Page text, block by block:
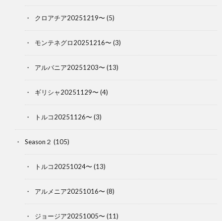
クロアチア20251219〜 (5)
モンテネグロ20251216〜 (3)
アルバニア20251203〜 (13)
ギリシャ20251129〜 (4)
トルコ20251126〜 (3)
Season２ (105)
トルコ20251024〜 (13)
アルメニア20251016〜 (8)
ジョージア20251005〜 (11)